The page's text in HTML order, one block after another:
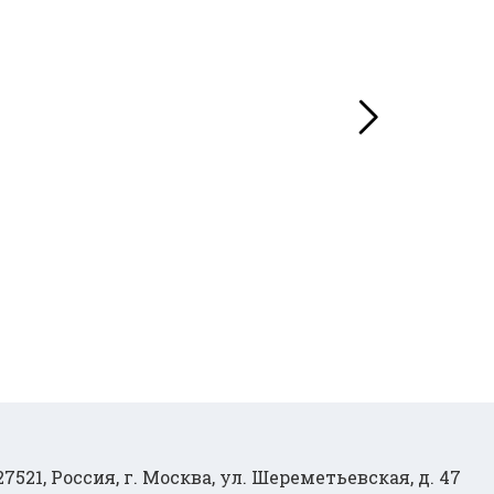
Россия, г. Москва, ул. Шереметьевская, д. 47